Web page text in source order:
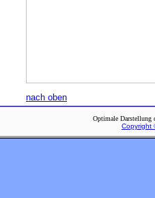
nach oben
Optimale Darstellung
Copyright